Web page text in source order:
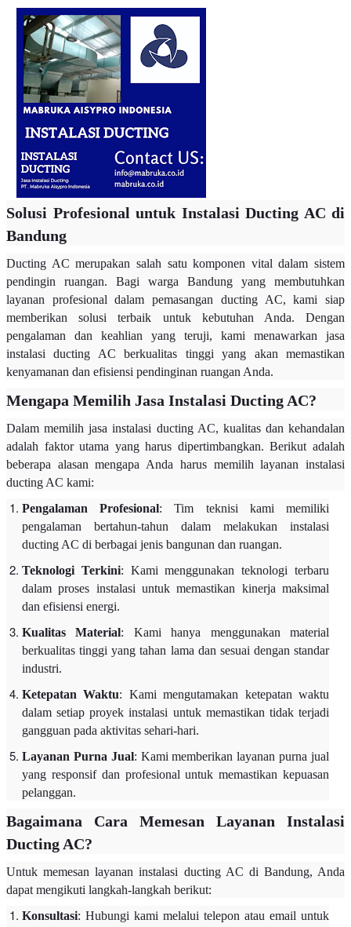
Solusi Profesional untuk Instalasi Ducting AC di
Bandung
Ducting AC merupakan salah satu komponen vital dalam sistem
pendingin ruangan. Bagi warga Bandung yang membutuhkan
layanan profesional dalam pemasangan ducting AC, kami siap
memberikan solusi terbaik untuk kebutuhan Anda. Dengan
pengalaman dan keahlian yang teruji, kami menawarkan jasa
instalasi ducting AC berkualitas tinggi yang akan memastikan
kenyamanan dan efisiensi pendinginan ruangan Anda.
Mengapa Memilih Jasa Instalasi Ducting AC?
Dalam memilih jasa instalasi ducting AC, kualitas dan kehandalan
adalah faktor utama yang harus dipertimbangkan. Berikut adalah
beberapa alasan mengapa Anda harus memilih layanan instalasi
ducting AC kami:
Pengalaman Profesional: Tim teknisi kami memiliki
pengalaman bertahun-tahun dalam melakukan instalasi
ducting AC di berbagai jenis bangunan dan ruangan.
Teknologi Terkini: Kami menggunakan teknologi terbaru
dalam proses instalasi untuk memastikan kinerja maksimal
dan efisiensi energi.
Kualitas Material: Kami hanya menggunakan material
berkualitas tinggi yang tahan lama dan sesuai dengan standar
industri.
Ketepatan Waktu: Kami mengutamakan ketepatan waktu
dalam setiap proyek instalasi untuk memastikan tidak terjadi
gangguan pada aktivitas sehari-hari.
Layanan Purna Jual: Kami memberikan layanan purna jual
yang responsif dan profesional untuk memastikan kepuasan
pelanggan.
Bagaimana Cara Memesan Layanan Instalasi
Ducting AC?
Untuk memesan layanan instalasi ducting AC di Bandung, Anda
dapat mengikuti langkah-langkah berikut:
Konsultasi: Hubungi kami melalui telepon atau email untuk